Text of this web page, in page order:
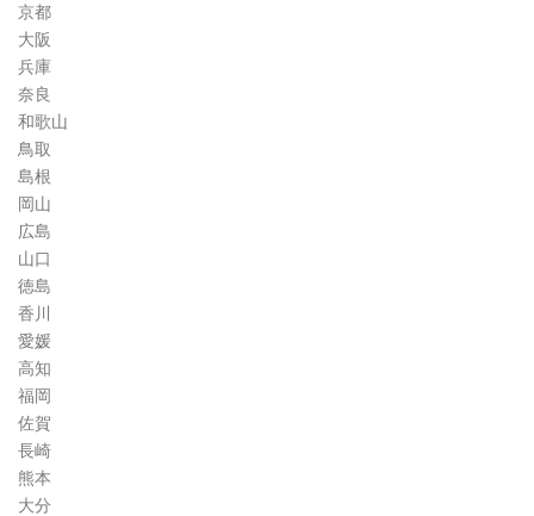
京都
大阪
兵庫
奈良
和歌山
鳥取
島根
岡山
広島
山口
徳島
香川
愛媛
高知
福岡
佐賀
長崎
熊本
大分